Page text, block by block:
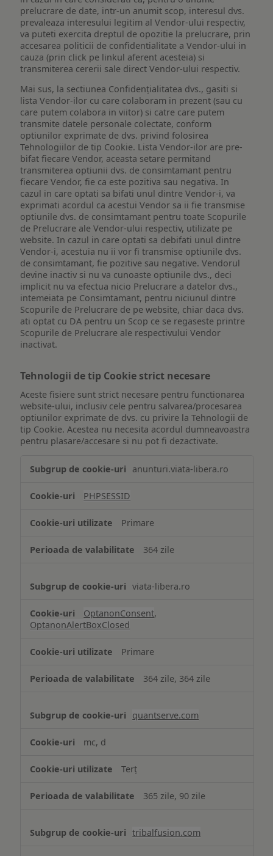
prelucrare de date, intr-un anumit scop, interesul dvs.
prevaleaza interesului legitim al Vendor-ului respectiv,
va puteti exercita dreptul de opozitie la prelucrare, prin
accesarea politicii de confidentialitate a Vendor-ului in
cauza (prin click pe linkul aferent acesteia) si
transmiterea cererii sale direct Vendor-ului respectiv.
Mai sus, la sectiunea Confidențialitatea dvs., gasiti si
lista Vendor-ilor cu care colaboram in prezent (sau cu
care putem colabora in viitor) si catre care putem
transmite datele personale colectate, conform
optiunilor exprimate de dvs. privind folosirea
Tehnologiilor de tip Cookie. Lista Vendor-ilor are pre-
bifat fiecare Vendor, aceasta setare permitand
transmiterea optiunii dvs. de consimtamant pentru
fiecare Vendor, fie ca este pozitiva sau negativa. In
cazul in care optati sa bifati unul dintre Vendor-i, va
exprimati acordul ca acestui Vendor sa ii fie transmise
optiunile dvs. de consimtamant pentru toate Scopurile
de Prelucrare ale Vendor-ului respectiv, utilizate pe
website. In cazul in care optati sa debifati unul dintre
Vendor-i, acestuia nu ii vor fi transmise optiunile dvs.
de consimtamant, fie pozitive sau negative. Vendorul
devine inactiv si nu va cunoaste optiunile dvs., deci
implicit nu va efectua nicio Prelucrare a datelor dvs.,
intemeiata pe Consimtamant, pentru niciunul dintre
Scopurile de Prelucrare de pe website, chiar daca dvs.
ati optat cu DA pentru un Scop ce se regaseste printre
Scopurile de Prelucrare ale respectivului Vendor
inactivat.
Tehnologii de tip Cookie strict necesare
Aceste fisiere sunt strict necesare pentru functionarea
website-ului, inclusiv cele pentru salvarea/procesarea
optiunilor exprimate de dvs. cu privire la Tehnologii de
tip Cookie. Acestea nu necesita acordul dumneavoastra
pentru plasare/accesare si nu pot fi dezactivate.
de
Cookie
necesare
anunturi.viata-libera.ro
PHPSESSID
Primare
364 zile
viata-libera.ro
OptanonConsent,
OptanonAlertBoxClosed
Primare
364 zile, 364 zile
quantserve.com
mc, d
Terț
365 zile, 90 zile
tribalfusion.com